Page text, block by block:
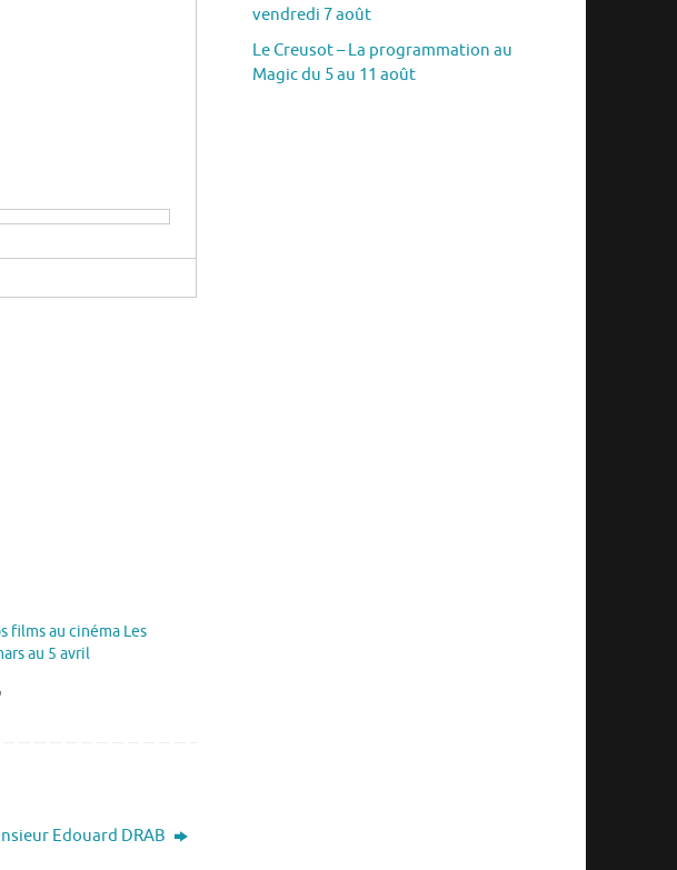
films au cinéma Les
au 5 avril
Edouard DRAB
vendredi 7 août
Le Creusot – La programmation au
Magic du 5 au 11 août